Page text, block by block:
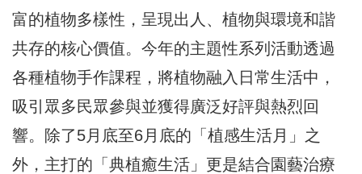
富的植物多樣性，呈現出人、植物與環境和諧
共存的核心價值。今年的主題性系列活動透過
各種植物手作課程，將植物融入日常生活中，
吸引眾多民眾參與並獲得廣泛好評與熱烈回
響。除了5月底至6月底的「植感生活月」之
外，主打的「典植癒生活」更是結合園藝治療